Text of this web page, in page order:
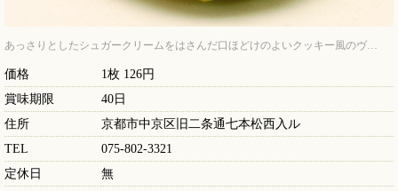
あっさりとしたシュガークリームをはさんだ口ほどけのよいクッキー風のヴ…
価格
1枚 126円
賞味期限
40日
住所
京都市中京区旧二条通七本松西入ル
TEL
075-802-3321
定休日
無